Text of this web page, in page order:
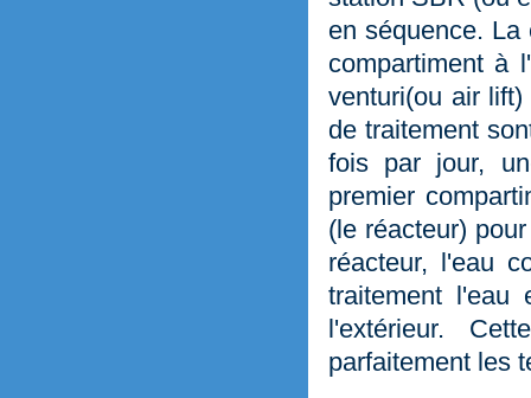
en séquence.
compartiment à
venturi(ou air
de traitement
fois par jour,
premier
(le réacteur)
réacteur, l'eau
traitement l'eau
l'extérieur.
parfaitement les